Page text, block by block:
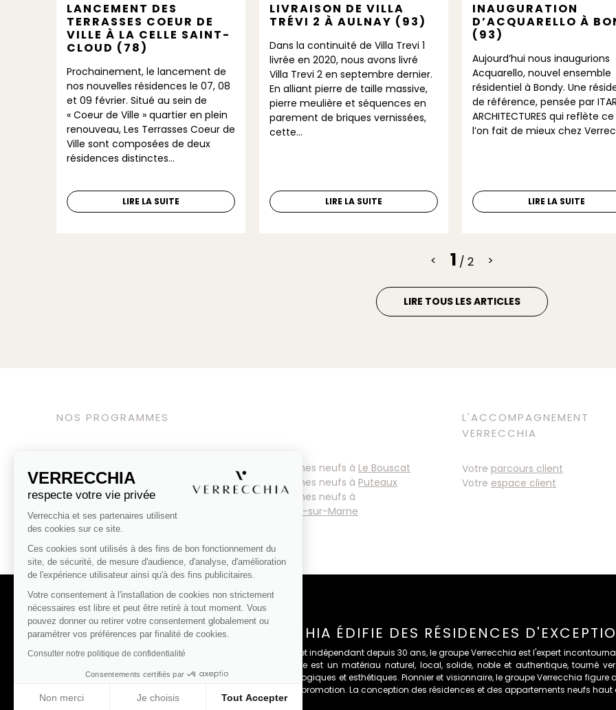
LANCEMENT DES
TERRASSES COEUR DE
VILLE À LA CELLE SAINT-
CLOUD (78)
Prochainement, le lancement de
nos nouvelles résidences le 07, 08
et 09 février. Situé au sein de
« Coeur de Ville » quartier en plein
renouveau, Les Terrasses Coeur de
Ville sont composées de deux
résidences distinctes...
LIRE LA SUITE
LIVRAISON DE VILLA
TRÉVI 2 À AULNAY (93)
Dans la continuité de Villa Trevi 1
livrée en 2020, nous avons livré
Villa Trevi 2 en septembre dernier.
En alliant pierre de taille massive,
pierre meulière et séquences en
parement de briques vernissées,
cette...
LIRE LA SUITE
INAUGURATION
D’ACQUARELLO À
(93)
Aujourd’hui nous inaugurions
Acquarello, nouvel ensemble
résidentiel à Bondy. Une
de référence, pensée par ITAR
ARCHITECTURES qui reflète
l’on fait de mieux chez
LIRE LA SUITE
< 1 / 2 >
LIRE TOUS LES ARTICLES
NOS PROGRAMMES
Appartements neufs
Méditerranée
Appartements neufs
Ile de France
Nos programmes neufs pour
Nos programmes neufs pour
Programmes neufs à
Programmes neufs à
Programmes neufs à
L'ACCOMPAGNEMENT
VERRECCHIA
Votre parcours client
Votre espace client
VERRECCHIA ÉDIFIE DES RÉSIDENCES
Groupe familial et indépendant depuis 30 ans, le groupe Verrecchia est l'expert
La pierre de taille est un matériau naturel, local, solide, noble et authentique, tourné
techniques, écologiques et esthétiques. Pionnier et visionnaire, le groupe Verrecchia
la construction-promotion. La conception des résidences et des appartements neufs
VERRECCHIA
respecte votre vie privée
Verrecchia et ses partenaires utilisent
des cookies sur ce site.
Ces cookies sont utilisés à des fins de bon fonctionnement du
site, de sécurité, de mesure d'audience, d'analyse, d'amélioration
de l'expérience utilisateur ainsi qu'à des fins publicitaires.
Votre consentement à l'installation de cookies non strictement
nécessaires est libre et peut être retiré à tout moment. Vous
pouvez donner ou retirer votre consentement globalement ou
paramétrer vos préférences par finalité de cookies.
Consulter notre politique de confidentialité
Consentements certifiés par
Non merci Je choisis Tout Accepter